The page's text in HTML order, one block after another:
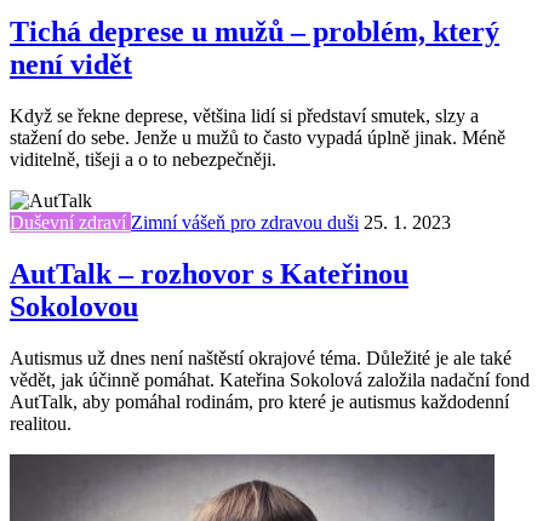
Tichá deprese u mužů – problém, který
není vidět
Když se řekne deprese, většina lidí si představí smutek, slzy a
stažení do sebe. Jenže u mužů to často vypadá úplně jinak. Méně
viditelně, tišeji a o to nebezpečněji.
Duševní zdraví Zimní vášeň pro zdravou duši 25. 1. 2023
AutTalk – rozhovor s Kateřinou
Sokolovou
Autismus už dnes není naštěstí okrajové téma. Důležité je ale také
vědět, jak účinně pomáhat. Kateřina Sokolová založila nadační fond
AutTalk, aby pomáhal rodinám, pro které je autismus každodenní
realitou.